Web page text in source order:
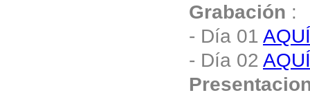
Grabación :
- Día 01 AQUÍ
- Día 02 AQUÍ